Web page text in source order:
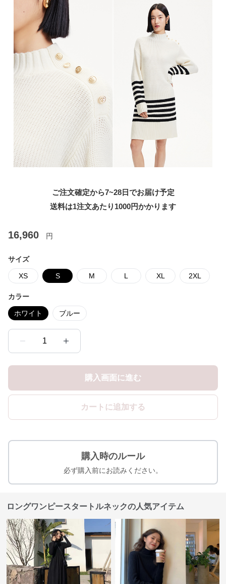
ご注文確定から7~28日でお届け予定
送料は1注文あたり 1000円かかります
16,960 円
サイズ
XS S M L XL 2XL
カラー
ホワイト ブルー
1
購入画面に進む
カートに追加する
購入時のルール
必ず購入前にお読みください。
ロングワンピースタートルネックの人気アイテム